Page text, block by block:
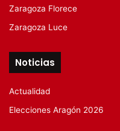
Zaragoza Florece
Zaragoza Luce
Noticias
Actualidad
Elecciones Aragón 2026